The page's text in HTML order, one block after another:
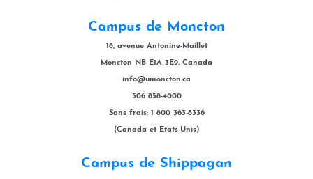
Campus de Moncton
18, avenue Antonine-Maillet
Moncton NB E1A 3E9, Canada
info@umoncton.ca
506 858-4000
Sans frais: 1 800 363-8336
(Canada et États-Unis)
Campus de Shippagan